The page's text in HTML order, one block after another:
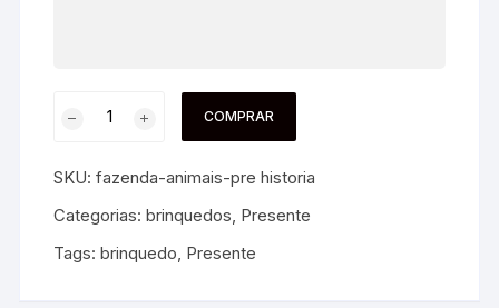
COMPRAR
SKU:fazenda-animais-pre historia
Categorias:brinquedos Presente
Tags:brinquedo Presente